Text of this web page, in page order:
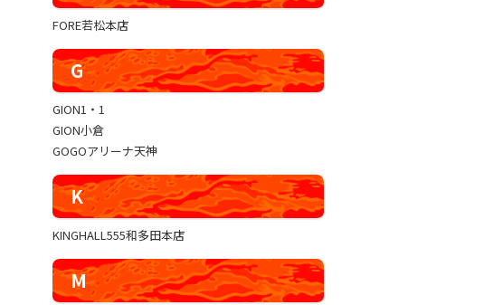
FORE若松本店
G
GION1・1
GION小倉
GOGOアリーナ天神
K
KINGHALL555和多田本店
M